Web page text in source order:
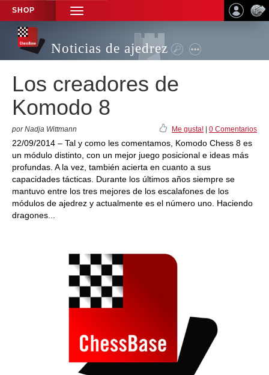
SHOP
TOGGLE
NAVIGATION
Noticias de ajedrez
Los creadores de
Komodo 8
por Nadja Wittmann Me gusta! 0 Comentarios
22/09/2014 – Tal y como les comentamos, Komodo Chess 8 es
un módulo distinto, con un mejor juego posicional e ideas más
profundas. A la vez, también acierta en cuanto a sus
capacidades tácticas. Durante los últimos años siempre se
mantuvo entre los tres mejores de los escalafones de los
módulos de ajedrez y actualmente es el número uno. Haciendo
dragones...